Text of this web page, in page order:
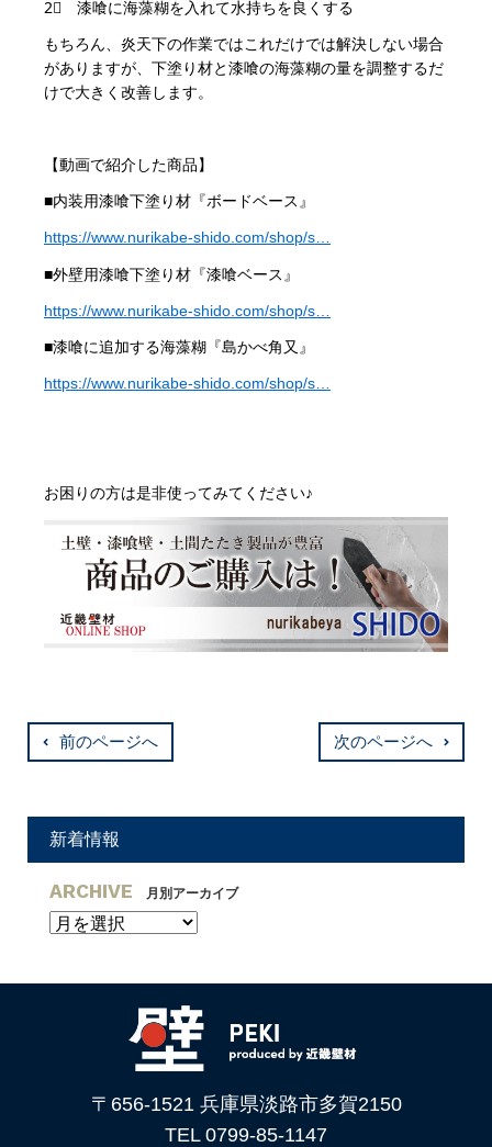
2⃣ 漆喰に海藻糊を入れて水持ちを良くする
もちろん、炎天下の作業ではこれだけでは解決しない場合
がありますが、下塗り材と漆喰の海藻糊の量を調整するだ
けで大きく改善します。
【動画で紹介した商品】
■内装用漆喰下塗り材『ボードベース』
https://www.nurikabe-shido.com/shop/s…
■外壁用漆喰下塗り材『漆喰ベース』
https://www.nurikabe-shido.com/shop/s…
■漆喰に追加する海藻糊『島かべ角又』
https://www.nurikabe-shido.com/shop/s…
お困りの方は是非使ってみてください♪
前のページへ 次のページへ
新着情報
ARCHIVE 月別アーカイブ
〒656-1521 兵庫県淡路市多賀2150
TEL 0799-85-1147